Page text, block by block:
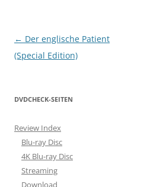
Beitragsnavigation
← Der englische Patient
(Special Edition)
DVDCHECK-SEITEN
Review Index
Blu-ray Disc
4K Blu-ray Disc
Streaming
Download